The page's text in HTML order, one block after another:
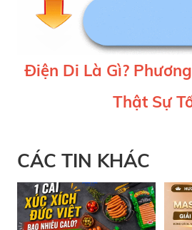
Điện Di Là Gì?
Thật Sự
CÁC TIN KHÁC